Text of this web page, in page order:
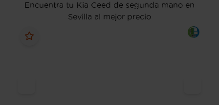
Encuentra tu Kia Ceed de segunda mano en
Sevilla al mejor precio